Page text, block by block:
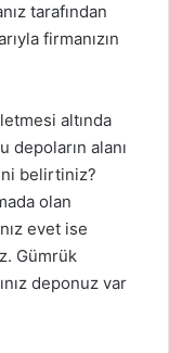
tarafından
firmanızın
altında
depoların alanı
belirtiniz?
olan
evet ise
Gümrük
deponuz var